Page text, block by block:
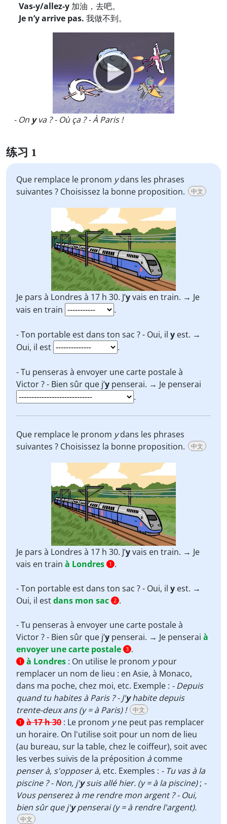
Vas-y/allez-y 加油，去吧。
Je n’y arrive pas. 我做不到。
- On yva ? - Où ça ? - À Paris !
练习 1
Que remplace le pronom ydans les phrases
suivantes ? Choisissez la bonne proposition.
中文
Je pars à Londres à 17 h 30. J’yvais en train. → Je
vais en train
.
- Ton portable est dans ton sac ? - Oui, il y est. →
Oui, il est
.
- Tu penseras à envoyer une carte postale à
Victor ? - Bien sûr que j’y penserai. → Je penserai
.
Que remplace le pronom ydans les phrases
suivantes ? Choisissez la bonne proposition.
中文
Je pars à Londres à 17 h 30. J’yvais en train. → Je
vais en train à Londres 1 .
- Ton portable est dans ton sac ? - Oui, il y est. →
Oui, il estdans mon sac 2 .
- Tu penseras à envoyer une carte postale à
Victor ? - Bien sûr que j’y penserai. → Je penserai à
envoyer une carte postale 3 .
1 à Londres : On utilise le pronom ypour
remplacer un nom de lieu : en Asie, à Monaco,
dans ma poche, chez moi, etc. Exemple : - Depuis
quand tu habites à Paris ? - J'yhabite depuis
trente-deux ans (y = à Paris) !
中文
1 à 17 h 30 : Le pronom yne peut pas remplacer
un horaire. On l'utilise soit pour un nom de lieu
(au bureau, sur la table, chez le coiffeur), soit avec
les verbes suivis de la préposition àcomme
penser à, s'opposer à, etc. Exemples : - Tu vas à la
piscine ? - Non, j'ysuis allé hier. (y = à la piscine); -
Vous penserez à me rendre mon argent ? - Oui,
bien sûr que j'ypenserai (y = à rendre l'argent).
中文